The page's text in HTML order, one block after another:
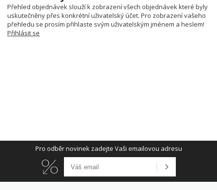
Přehled objednávek slouží k zobrazení všech objednávek které byly
uskutečněny přes konkrétní uživatelský účet. Pro zobrazení vašeho
přehledu se prosím přihlaste svým uživatelským jménem a heslem!
Přihlásit se
Pro odběr novinek zadejte Vaši emailovou adresu